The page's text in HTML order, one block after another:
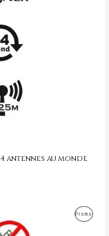
antennes au monde
Promo